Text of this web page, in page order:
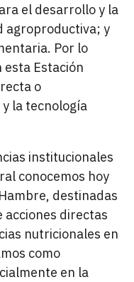
el desarrollo y la
agroproductiva; y
Por lo
esta Estación
o
la tecnología
institucionales
conocemos hoy
destinadas
acciones directas
nutricionales en
como
en la